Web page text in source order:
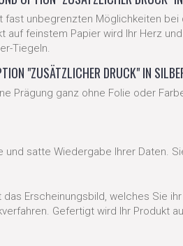
fast unbegrenzten Möglichkeiten
auf feinstem Papier wird Ihr Herz
Tiegeln.
"ZUSÄTZLICHER DRUCK" IN
Prägung ganz ohne Folie oder
satte Wiedergabe Ihrer Daten.
Erscheinungsbild, welches Sie
Gefertigt wird Ihr Produkt